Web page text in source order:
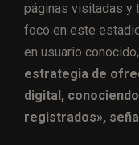
páginas visitadas y
foco en este
en usuario conocido,
estrategia de
digital,
registrados»,